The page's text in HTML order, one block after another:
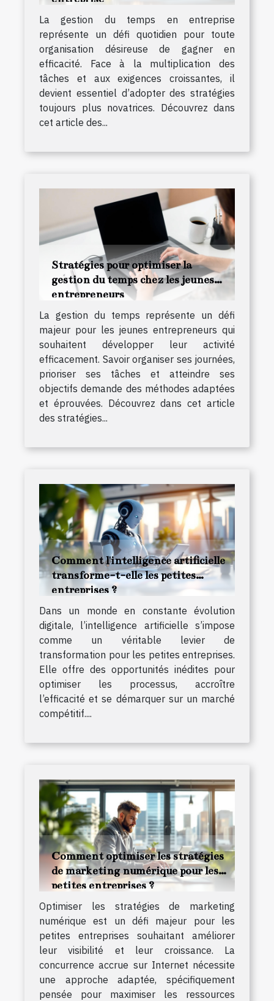
La gestion du temps en entreprise
représente un défi quotidien pour toute
organisation désireuse de gagner en
efficacité. Face à la multiplication des
tâches et aux exigences croissantes, il
devient essentiel d’adopter des stratégies
toujours plus novatrices. Découvrez dans
cet article des...
Stratégies pour optimiser la
gestion du temps chez les jeunes
entrepreneurs
La gestion du temps représente un défi
majeur pour les jeunes entrepreneurs qui
souhaitent développer leur activité
efficacement. Savoir organiser ses journées,
prioriser ses tâches et atteindre ses
objectifs demande des méthodes adaptées
et éprouvées. Découvrez dans cet article
des stratégies...
Comment l'intelligence artificielle
transforme-t-elle les petites
entreprises ?
Dans un monde en constante évolution
digitale, l’intelligence artificielle s’impose
comme un véritable levier de
transformation pour les petites entreprises.
Elle offre des opportunités inédites pour
optimiser les processus, accroître
l’efficacité et se démarquer sur un marché
compétitif....
Comment optimiser les stratégies
de marketing numérique pour les
petites entreprises ?
Optimiser les stratégies de marketing
numérique est un défi majeur pour les
petites entreprises souhaitant améliorer
leur visibilité et leur croissance. La
concurrence accrue sur Internet nécessite
une approche adaptée, spécifiquement
pensée pour maximiser les ressources